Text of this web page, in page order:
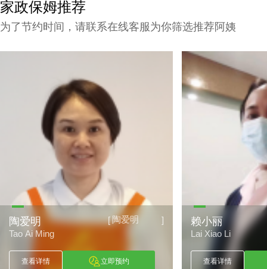
家政保姆推荐
为了节约时间，请联系在线客服为你筛选推荐阿姨
[赖小丽
赖小丽
Lai Xiao Li
查看详情 立即预约
古朝波
Gu Chao Bo
查看详情